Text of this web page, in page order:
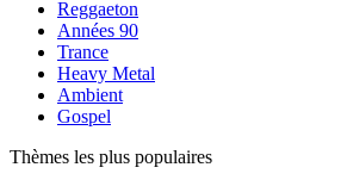
Reggaeton
Années 90
Trance
Heavy Metal
Ambient
Gospel
Thèmes les plus populaires